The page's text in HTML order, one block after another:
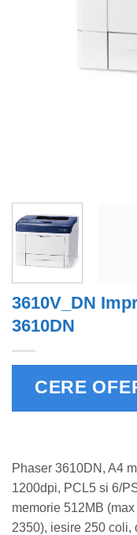
3610V_DN
3610DN
CERE
Phaser 3610DN, A4
1200dpi, PCL5 si 6/
memorie 512MB
2350), iesire 250 coli,